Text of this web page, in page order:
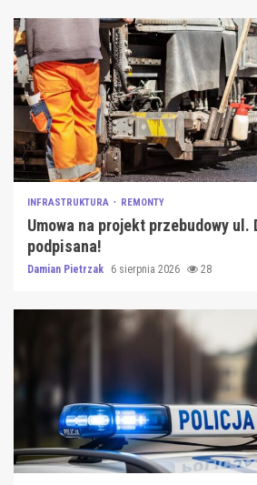
INFRASTRUKTURA REMONTY
Umowa na projekt przebudowy ul.
podpisana!
Damian Pietrzak 6 sierpnia 2026 28